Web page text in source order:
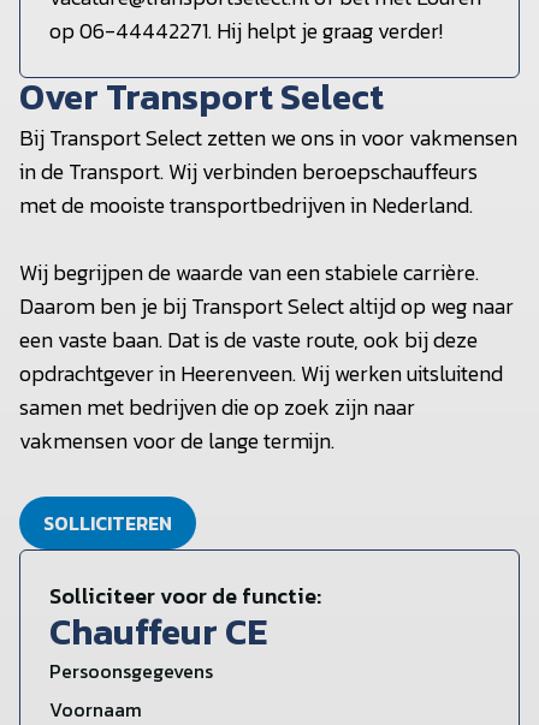
op 06-44442271. Hij helpt je graag verder!
Over Transport Select
Bij Transport Select zetten we ons in voor vakmensen
in de Transport. Wij verbinden beroepschauffeurs
met de mooiste transportbedrijven in Nederland.
Wij begrijpen de waarde van een stabiele carrière.
Daarom ben je bij Transport Select altijd op weg naar
een vaste baan. Dat is de vaste route, ook bij deze
opdrachtgever in Heerenveen. Wij werken uitsluitend
samen met bedrijven die op zoek zijn naar
vakmensen voor de lange termijn.
SOLLICITEREN
Solliciteer voor de functie:
Chauffeur CE
Persoonsgegevens
Voornaam